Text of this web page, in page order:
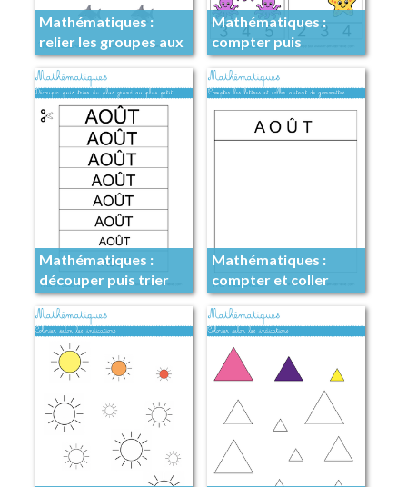
Mathématiques :
relier les groupes aux
nombres
Mathématiques :
compter puis
entourer
Mathématiques :
découper puis trier
Mathématiques :
compter et coller
autant de gommettes